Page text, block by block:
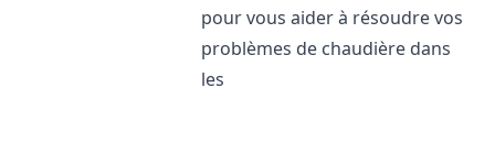
pour vous aider à résoudre vos
problèmes de chaudière dans
les